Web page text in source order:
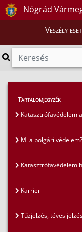
Nógrád
Veszély
GYIK > Gyakran
Hatósági munka
Tartalomjegyzék
Katasztrófavédelem
Mi a polgári védelem?
Katasztrófavédelem
Karrier
Tűzjelzés, téves